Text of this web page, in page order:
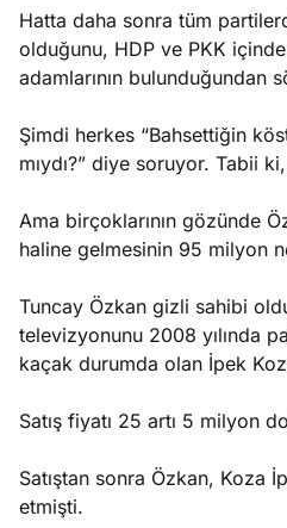
Hatta daha sonra tüm
olduğunu, HDP ve PKK
adamlarının bulunduğundan
Şimdi herkes “Bahsettiğin
mıydı?” diye soruyor. Tabii
Ama birçoklarının gözünde
haline gelmesinin 95 milyon
Tuncay Özkan gizli sahibi
televizyonunu 2008 yılında
kaçak durumda olan İpek
Satış fiyatı 25 artı 5 milyon
Satıştan sonra Özkan, Koza
etmişti.